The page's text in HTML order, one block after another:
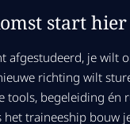
start hier
afgestudeerd, je wilt
richting wilt
tools, begeleiding én
het traineeship bouw